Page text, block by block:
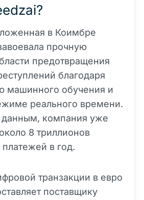
в Коимбре
прочную
предотвращения
благодаря
машинного обучения и
реального времени.
компания уже
8 триллионов
в год.
транзакции в евро
поставщику